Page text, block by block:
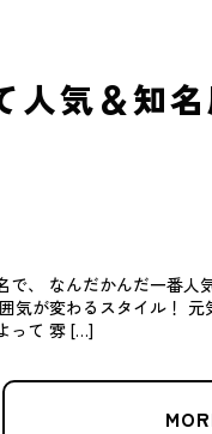
人気＆知
で、 なんだかんだ一番
気が変わるスタイル！
って 雰 […]